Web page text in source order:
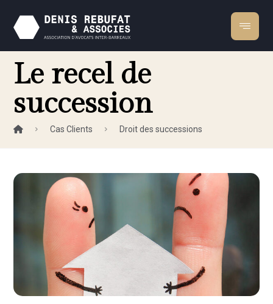
Le recel de
succession
Cas Clients Droit des successions